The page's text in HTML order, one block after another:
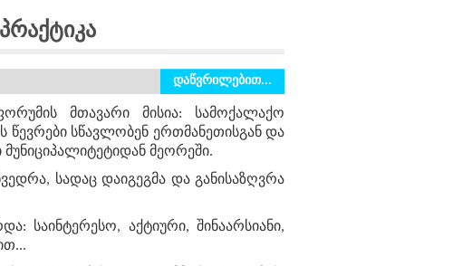
დაწვრილებით...
მთავარი მისია: სამოქალაქო
წევრები სწავლობენ ერთმანეთისგან და
მუნიციპალიტეტიდან მეორეში.
სადაც დაიგეგმა და განისაზღვრა
საინტერესო, აქტიური, შინაარსიანი,